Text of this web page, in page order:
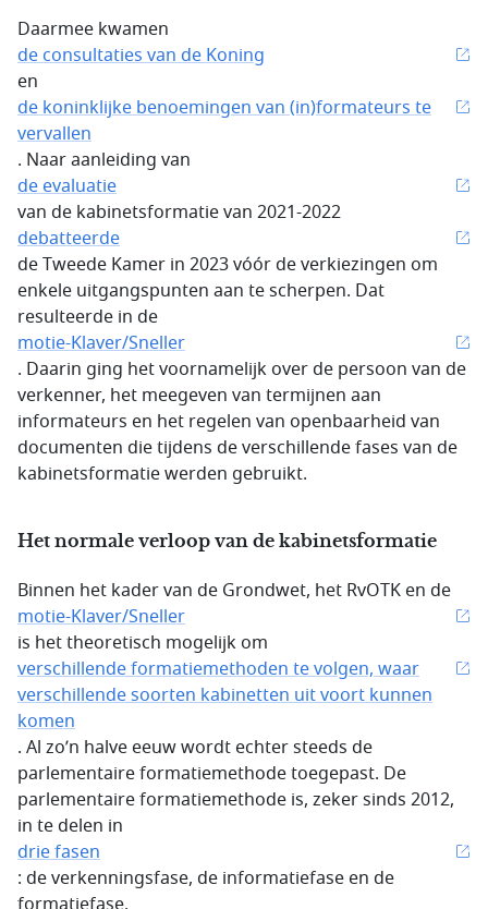
Daarmee kwamen
de consultaties van de Koning
en
de koninklijke benoemingen van (in)formateurs te
vervallen
. Naar aanleiding van
de evaluatie
van de kabinetsformatie van 2021-2022
debatteerde
de Tweede Kamer in 2023 vóór de verkiezingen om
enkele uitgangspunten aan te scherpen. Dat
resulteerde in de
motie-Klaver/Sneller
. Daarin ging het voornamelijk over de persoon van de
verkenner, het meegeven van termijnen aan
informateurs en het regelen van openbaarheid van
documenten die tijdens de verschillende fases van de
kabinetsformatie werden gebruikt.
Het normale verloop van de kabinetsformatie
Binnen het kader van de Grondwet, het RvOTK en de
motie-Klaver/Sneller
is het theoretisch mogelijk om
verschillende formatiemethoden te volgen, waar
verschillende soorten kabinetten uit voort kunnen
komen
. Al zo’n halve eeuw wordt echter steeds de
parlementaire formatiemethode toegepast. De
parlementaire formatiemethode is, zeker sinds 2012,
in te delen in
drie fasen
: de verkenningsfase, de informatiefase en de